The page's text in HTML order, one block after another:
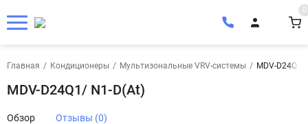
0
Главная / Кондиционеры / Мультизональные VRV-системы / MDV-D24Q1/
MDV-D24Q1/ N1-D(At)
Обзор Отзывы (0)